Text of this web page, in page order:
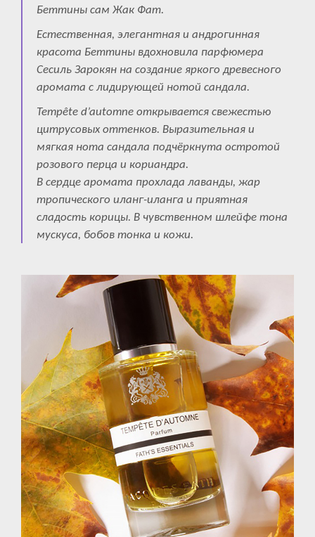
Беттины сам Жак Фат.
Естественная, элегантная и андрогинная
красота Беттины вдохновила парфюмера
Сесиль Зарокян на создание яркого древесного
аромата с лидирующей нотой сандала.
Tempête d’automne открывается свежестью
цитрусовых оттенков. Выразительная и
мягкая нота сандала подчёркнута остротой
розового перца и кориандра.
В сердце аромата прохлада лаванды, жар
тропического иланг-иланга и приятная
сладость корицы. В чувственном шлейфе тона
мускуса, бобов тонка и кожи.